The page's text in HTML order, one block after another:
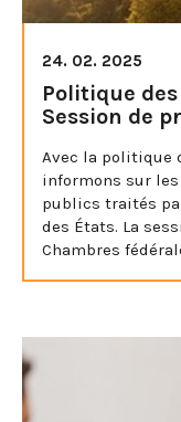
24. 02. 2025
Politique
Session de
Avec la politique
informons sur
publics traités
des États. La
Chambres